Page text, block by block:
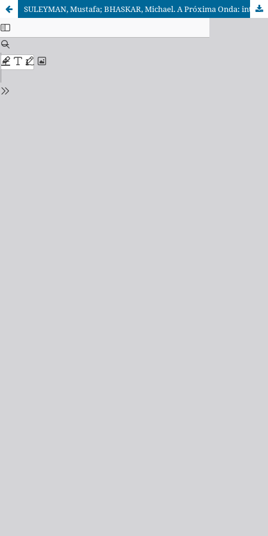
SULEYMAN, Mustafa; BHASKAR, Michael. A Próxima Onda: inteligência artificial, poder e o maior dilema do século XXI. 2. ed. Rio de Janeiro: Record, 2024, 419 p.